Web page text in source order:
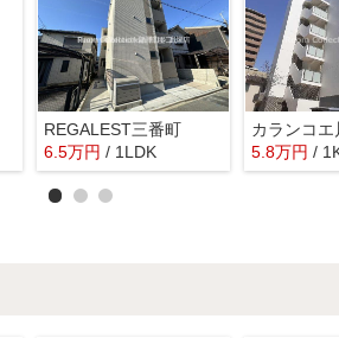
REGALEST三番町
6.5万円 / 1LDK
カランコエ
5.8万円 /